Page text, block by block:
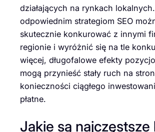
działających na rynkach
odpowiednim strategiom SEO
skutecznie konkurować z innymi
regionie i wyróżnić się na tle
więcej, długofalowe efekty
mogą przynieść stały ruch na
konieczności ciągłego
płatne.
Jakie są najczęstsze